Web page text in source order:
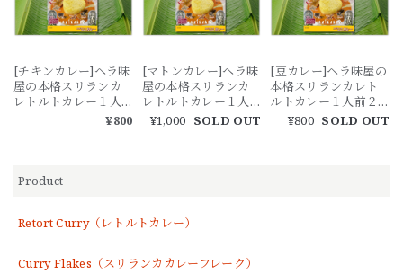
Product
Retort Curry（レトルトカレー）
Curry Flakes（スリランカカレーフレーク）
[チキンカレー]ヘラ味
屋の本格スリランカ
レトルトカレー１人
前２００g ー１３種
¥800
[マトンカレー]ヘラ味
屋の本格スリランカ
レトルトカレー１人
前２００g ー１３種
のスパイスが身体に
¥1,000 SOLD OUT
[豆カレー]ヘラ味屋の
本格スリランカレト
ルトカレー１人前２
００g ー１３種のス
¥800 SOLD OUT